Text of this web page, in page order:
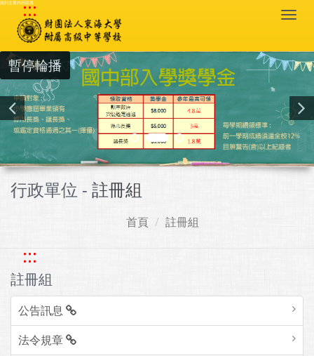
跳到主要內容區塊
:::
暫停輪播
行政單位 - 註冊組
首頁 註冊組
:::
註冊組
公告訊息
法令規章